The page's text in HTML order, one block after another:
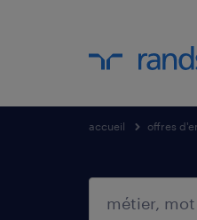
accueil offres